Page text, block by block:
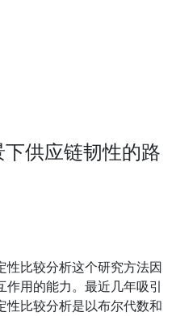
供应链韧性的路
性比较分析这个研究方法因
作用的能力。最近几年吸引
性比较分析是以布尔代数和